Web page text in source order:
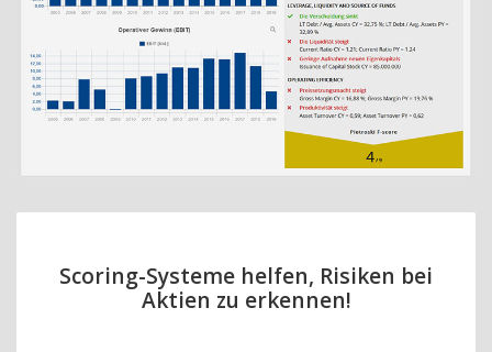
Scoring-Systeme helfen, Risiken bei
Aktien zu erkennen!